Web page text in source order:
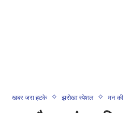
खबर जरा हटके झरोखा स्पेशल मन की